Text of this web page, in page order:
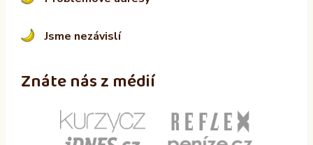
Jsme nezávislí
Znáte nás z médií